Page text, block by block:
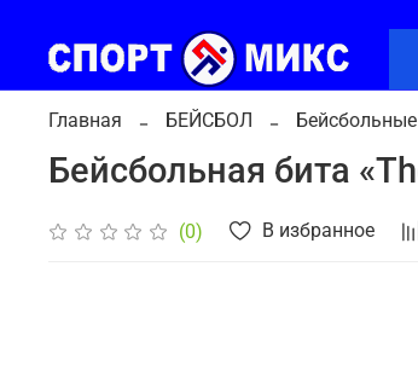
Главная БЕЙСБОЛ
Бейсбольная бита
(0) В избранное